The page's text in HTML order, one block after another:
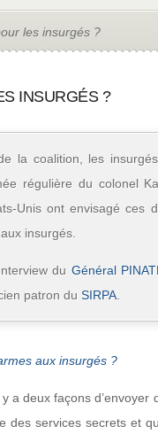
les insurgés ?
INSURGÉS ?
la coalition, les
régulière du colonel
Unis ont envisagé ces
insurgés.
du Général
patron du SIRPA
aux insurgés ?
y a deux façons d’envoyer
services secrets et